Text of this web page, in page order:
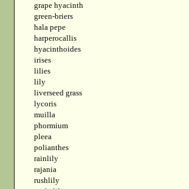
grape hyacinth
green-briers
hala pepe
harperocallis
hyacinthoides
irises
lilies
lily
liverseed grass
lycoris
muilla
phormium
pleea
polianthes
rainlily
rajania
rushlily